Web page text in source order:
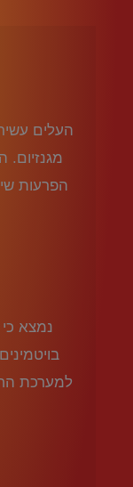
העלים
מגנזיום.
הפרעות
נמצא
למערכת